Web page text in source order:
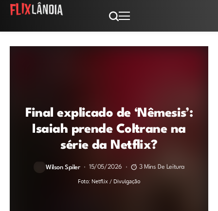
Final explicado de ‘Nêmesis’:
Isaiah prende Coltrane na
série da Netflix?
Wilson Spiler 15/05/2026 3 Mins De Leitura
Foto: Netflix / Divulgação